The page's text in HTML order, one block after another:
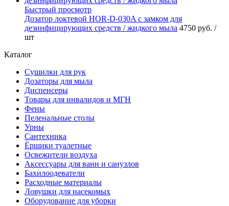
Быстрый просмотр
Дозатор локтевой HOR-D-030A с замком для
дезинфицирующих средств / жидкого мыла 4750 руб. /
шт
Каталог
Сушилки для рук
Дозаторы для мыла
Диспенсеры
Товары для инвалидов и МГН
Фены
Пеленальные столы
Урны
Сантехника
Ёршики туалетные
Освежители воздуха
Аксессуары для ванн и санузлов
Бахилоодеватели
Расходные материалы
Ловушки для насекомых
Оборудование для уборки